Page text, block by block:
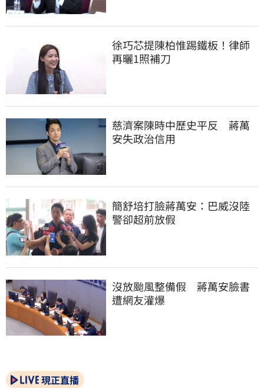
徐巧芯提陳柏惟踢鐵板！律師
再曬1照補刀
慈濟案陳時中歷史平反　蔣萬
安失政治信用
簡舒培打臉蔣萬安：巴威沒陸
警卻超前放假
沒放颱風整備假　蔣萬安臉書
遭網友灌爆
現正直播